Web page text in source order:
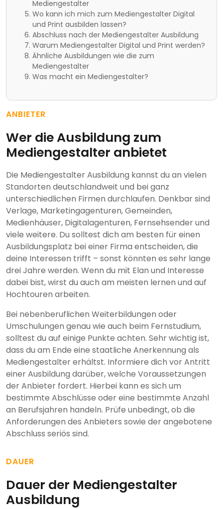
Mediengestalter
Wo kann ich mich zum Mediengestalter Digital
und Print ausbilden lassen?
Abschluss nach der Mediengestalter Ausbildung
Warum Mediengestalter Digital und Print werden?
Ähnliche Ausbildungen wie die zum
Mediengestalter
Was macht ein Mediengestalter?
ANBIETER
Wer die Ausbildung zum
Mediengestalter anbietet
Die Mediengestalter Ausbildung kannst du an vielen
Standorten deutschlandweit und bei ganz
unterschiedlichen Firmen durchlaufen. Denkbar sind
Verlage, Marketingagenturen, Gemeinden,
Medienhäuser, Digitalagenturen, Fernsehsender und
viele weitere. Du solltest dich am besten für einen
Ausbildungsplatz bei einer Firma entscheiden, die
deine Interessen trifft – sonst könnten es sehr lange
drei Jahre werden. Wenn du mit Elan und Interesse
dabei bist, wirst du auch am meisten lernen und auf
Hochtouren arbeiten.
Bei nebenberuflichen Weiterbildungen oder
Umschulungen genau wie auch beim Fernstudium,
solltest du auf einige Punkte achten. Sehr wichtig ist,
dass du am Ende eine staatliche Anerkennung als
Mediengestalter erhältst. Informiere dich vor Antritt
einer Ausbildung darüber, welche Voraussetzungen
der Anbieter fordert. Hierbei kann es sich um
bestimmte Abschlüsse oder eine bestimmte Anzahl
an Berufsjahren handeln. Prüfe unbedingt, ob die
Anforderungen des Anbieters sowie der angebotene
Abschluss seriös sind.
DAUER
Dauer der Mediengestalter
Ausbildung